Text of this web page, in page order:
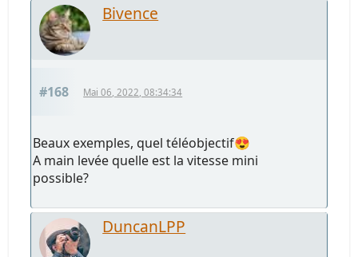
Bivence
#168 Mai 06, 2022, 08:34:34
Beaux exemples, quel téléobjectif😍
A main levée quelle est la vitesse mini
possible?
DuncanLPP